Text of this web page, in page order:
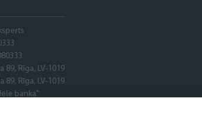
89, Rīga, LV-1019
89, Rīga, LV-1019
banka"